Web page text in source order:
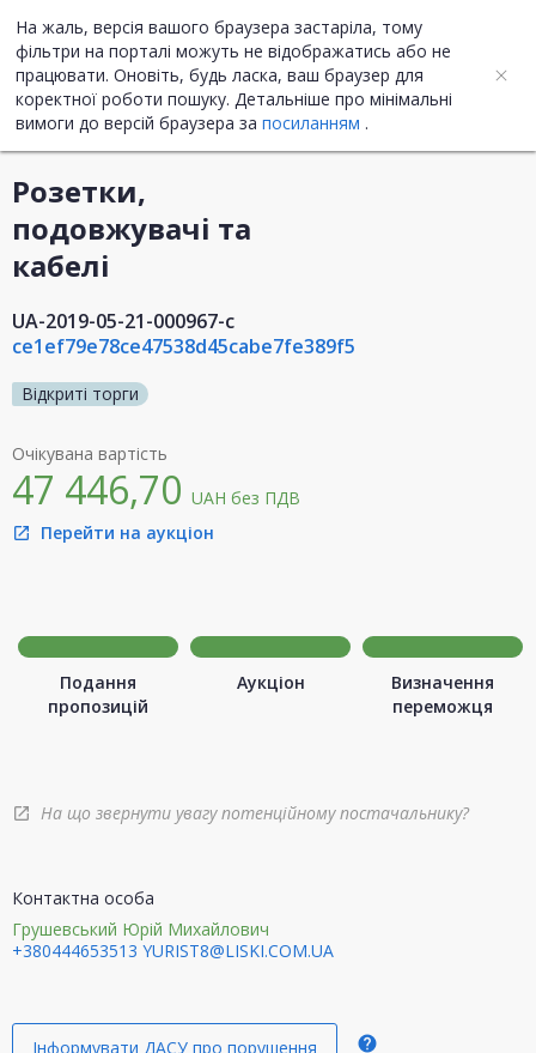
На жаль, версія вашого браузера застаріла, тому
фільтри на порталі можуть не відображатись або не
працювати. Оновіть, будь ласка, ваш браузер для
коректної роботи пошуку. Детальніше про мінімальні
вимоги до версій браузера за посиланням .
UA ENG
Інформація про закупівлю
Розетки,
подовжувачі та
кабелі
UA-2019-05-21-000967-c
ce1ef79e78ce47538d45cabe7fe389f5
Відкриті торги
Очікувана вартість
47 446,70 UAH без ПДВ
open_in_new Перейти на аукціон
Подання
пропозицій
Аукціон
Визначення
переможця
open_in_new На що звернути увагу потенційному постачальнику?
Контактна особа
Грушевський Юрій Михайлович
+380444653513 YURIST8@LISKI.COM.UA
Інформувати ДАСУ про порушення help